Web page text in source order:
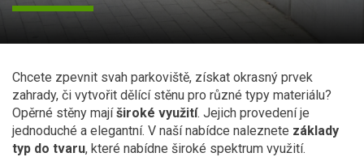
Chcete zpevnit svah parkoviště, získat okrasný prvek
zahrady, či vytvořit dělící stěnu pro různé typy materiálu?
Opěrné stěny majíširoké využití. Jejich provedení je
jednoduché a elegantní. V naší nabídce naleznete základy
typ do tvaru, které nabídne široké spektrum využití.